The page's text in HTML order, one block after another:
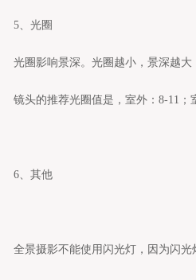
5、光圈
光圈影响景深。光圈越小，景深越
镜头的推荐光圈值是，室外：8-11；
6、其他
全景摄影不能使用闪光灯，因为闪光